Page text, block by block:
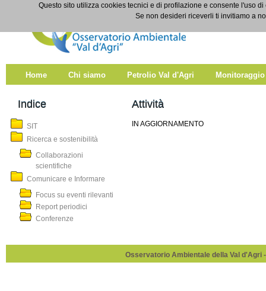
Salta al contenuto
Attività
Home Chi siamo Petrolio Val d'Agri Monitoraggio
Indice
SIT
Ricerca e sostenibilità
Collaborazioni
scientifiche
Comunicare e Informare
Focus su eventi rilevanti
Report periodici
Conferenze
Attività
IN AGGIORNAMENTO
Osservatorio Ambientale della Val d'Agri
Questo sito utilizza cookies tecnici e di profilazione e consente l'uso
Se non desideri riceverli ti invitiamo a